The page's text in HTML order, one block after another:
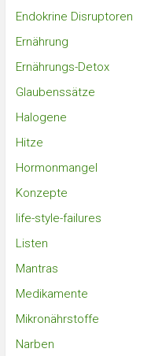
Endokrine Disruptoren
Ernährung
Ernährungs-Detox
Glaubenssätze
Halogene
Hitze
Hormonmangel
Konzepte
life-style-failures
Listen
Mantras
Medikamente
Mikronährstoffe
Narben